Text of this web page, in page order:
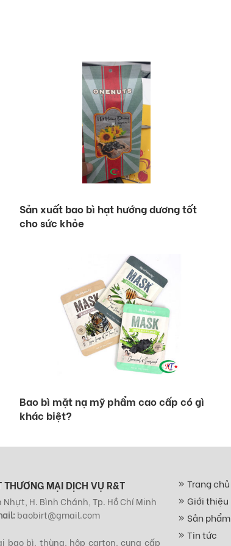
Sản xuất bao bì hạt hướng dương tốt
cho sức khỏe
Bao bì mặt nạ mỹ phẩm cao cấp có gì
khác biệt?
MẠI DỊCH VỤ R&T
Nhựt, H. Bình Chánh, Tp. Hồ Chí Minh
baobirt@gmail.com
bao bì, thùng, hộp carton, cung cấp
Trang chủ
Giới thiệu
Sản phẩm
Tin tức